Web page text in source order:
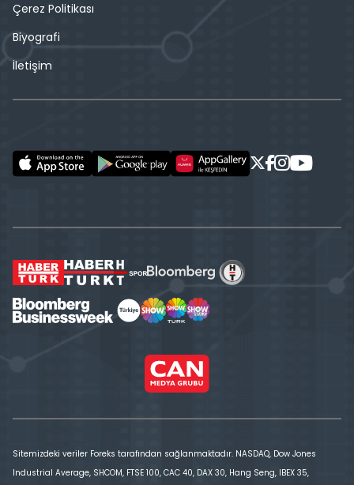
Çerez Politikası
Biyografi
İletişim
Sitemizdeki veriler Foreks tarafından sağlanmaktadır. NASDAQ, Dow Jones
Industrial Average, SHCOM, FTSE 100, CAC 40, DAX 30, Hang Seng, IBEX 35,